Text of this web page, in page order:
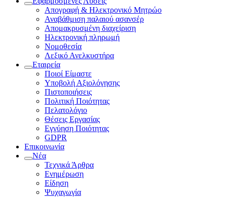
Απογραφή & Ηλεκτρονικό Μητρώο
Αναβάθμιση παλαιού ασανσέρ
Απομακρυσμένη διαχείριση
Ηλεκτρονική πληρωμή
Νομοθεσία
Λεξικό Ανελκυστήρα
Εταιρεία
Ποιοί Είμαστε
Υποβολή Αξιολόγησης
Πιστοποιήσεις
Πολιτική Ποιότητας
Πελατολόγιο
Θέσεις Εργασίας
Εγγύηση Ποιότητας
GDPR
Επικοινωνία
Νέα
Τεχνικά Άρθρα
Ενημέρωση
Είδηση
Ψυχαγωγία